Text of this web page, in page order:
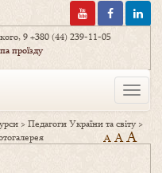
9+380 (44) 239-11-05
проїзду
Toggle
>Педагоги України та світу>
A AA